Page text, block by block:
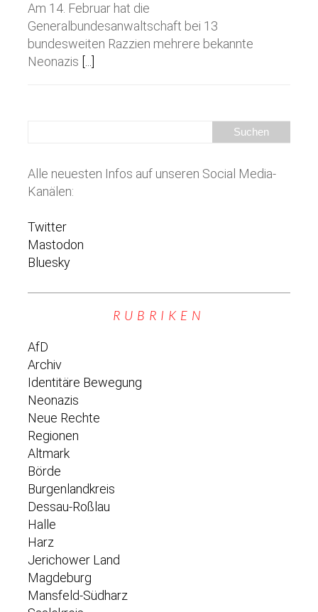
Am 14. Februar hat die
Generalbundesanwaltschaft bei 13
bundesweiten Razzien mehrere bekannte
Neonazis
Alle neuesten Infos auf unseren Social Media-
Kanälen:
Twitter
Mastodon
Bluesky
RUBRIKEN
AfD
Archiv
Identitäre Bewegung
Neonazis
Neue Rechte
Regionen
Altmark
Börde
Burgenlandkreis
Dessau-Roßlau
Halle
Harz
Jerichower Land
Magdeburg
Mansfeld-Südharz